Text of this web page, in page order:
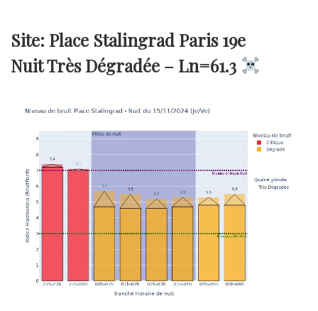
Site: Place Stalingrad Paris 19e
Nuit Très Dégradée – Ln=61.3